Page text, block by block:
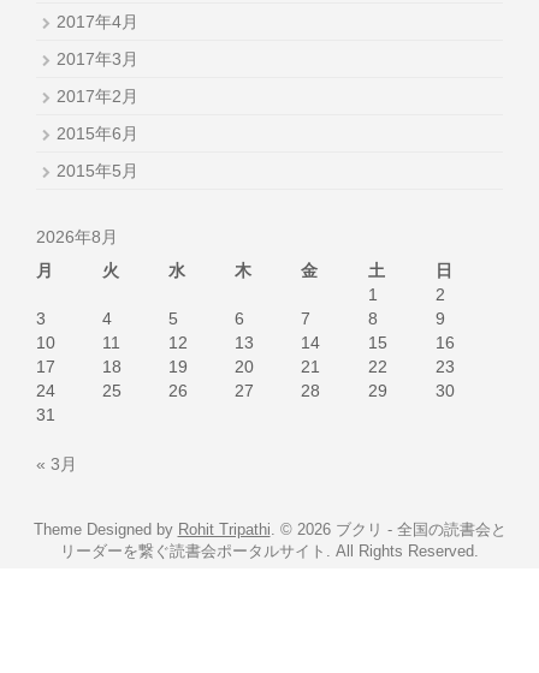
2017年4月
2017年3月
2017年2月
2015年6月
2015年5月
2026年8月
月
火 水 木 金 土
日
1
2
3
4 5 6 7 8
9
10
11 12 13 14 15
16
17
18 19 20 21 22
23
24
25 26 27 28 29
30
31
« 3月
Theme Designed by Rohit Tripathi. © 2026 ブクリ - 全国の読書会と
リーダーを繋ぐ読書会ポータルサイト. All Rights Reserved.